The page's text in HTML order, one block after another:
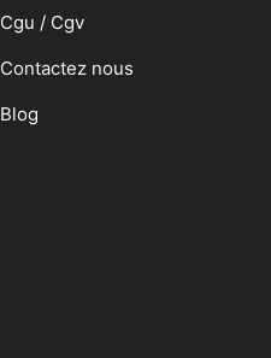
Cgu / Cgv
Contactez nous
Blog